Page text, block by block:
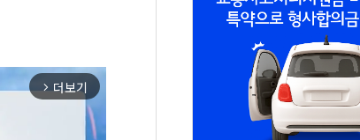
arrow_forward_ios 더보기